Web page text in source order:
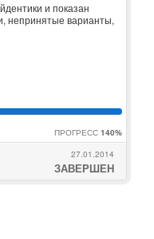
и показан
непринятые варианты,
ПРОГРЕСС 140%
27.01.2014
ЗАВЕРШЕН